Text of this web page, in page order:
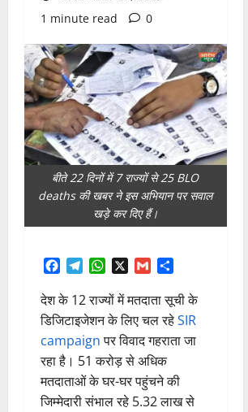
1 minute read
0
बीते 22 दिनों में 7 राज्यों से 25 BLO
deaths की खबर ने इस अभियान पर सवाल
खड़े कर दिए हैं।
Facebook
TelegramWhatsAppGmail
देश के 12 राज्यों में मतदाता सूची के
डिजिटाइजेशन के लिए चल रहेSIR
campaignपर विवाद गहराता जा
रहा है। 51 करोड़ से अधिक
मतदाताओं के घर-घर पहुंचने की
जिम्मेदारी संभाल रहे 5.32 लाख से